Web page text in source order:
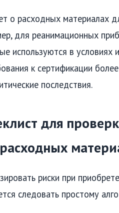
о расходных материалах
для реанимационных
используются в условиях
к сертификации
последствия.
для
риски при
следовать простому